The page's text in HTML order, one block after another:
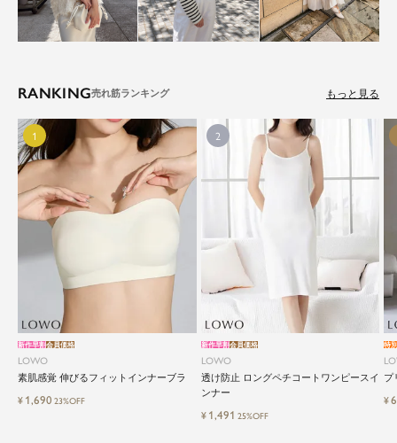
RANKING もっと見る
LOWO
素肌感覚 伸びるフィットインナーブラ
新作早割会員価格
¥ 1,690 23%OFF
LOWO
透け防止 ロングペチコートワンピースイ
ンナー
新作早割会員価格
¥ 1,491 25%OFF
プ
特
¥